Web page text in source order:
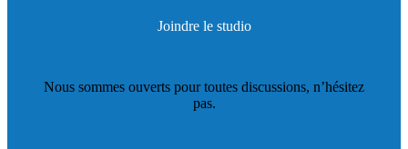
Joindre le studio
Nous sommes ouverts pour toutes discussions, n’hésitez
pas.